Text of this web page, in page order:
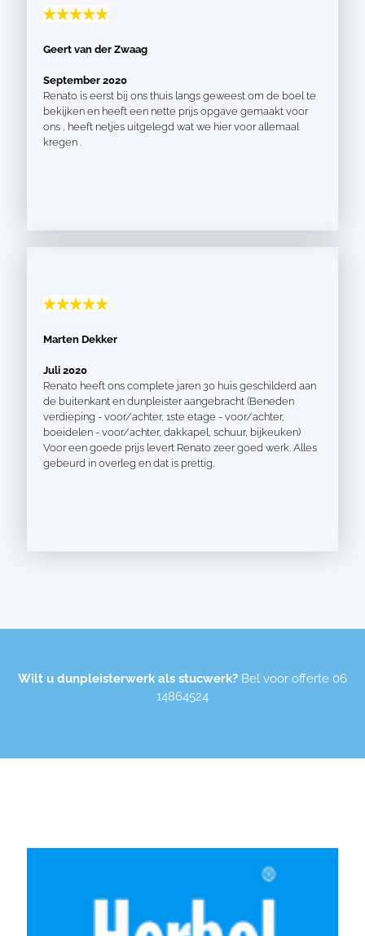
Geert van der Zwaag
September 2020
Renato is eerst bij ons thuis langs geweest om de boel te
bekijken en heeft een nette prijs opgave gemaakt voor
ons , heeft netjes uitgelegd wat we hier voor allemaal
kregen .
Marten Dekker
Juli 2020
Renato heeft ons complete jaren 30 huis geschilderd aan
de buitenkant en dunpleister aangebracht (Beneden
verdieping - voor/achter, 1ste etage - voor/achter,
boeidelen - voor/achter, dakkapel, schuur, bijkeuken)
Voor een goede prijs levert Renato zeer goed werk. Alles
gebeurd in overleg en dat is prettig.
Wilt u dunpleisterwerk als stucwerk? Bel voor offerte 06
14864524